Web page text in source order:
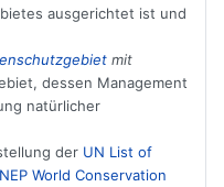
ausgerichtet ist und
mit
dessen Management
natürlicher
der UN List of
World Conservation